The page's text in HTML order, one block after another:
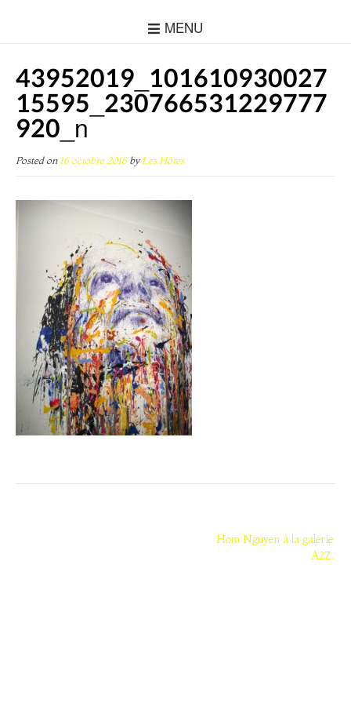
MENU
43952019_101610930027
15595_230766531229777
920_n
Posted on 16 octobre 2018by Les Hôtes
Hom Nguyen à la galerie
A2Z.